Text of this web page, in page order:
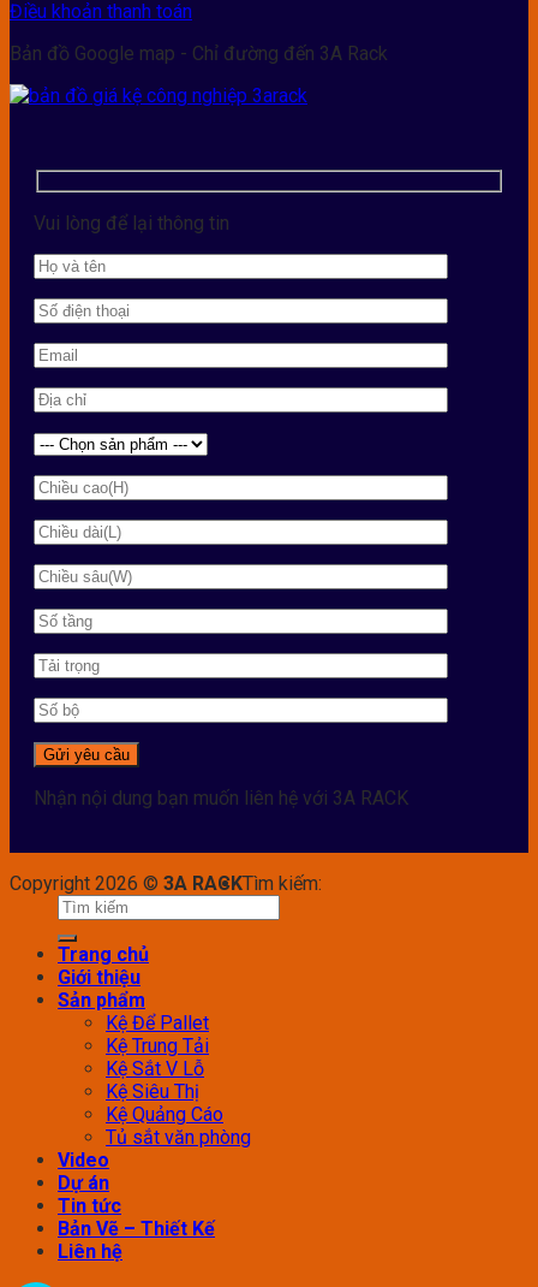
Điều khoản thanh toán
Bản đồ Google map - Chỉ đường đến 3A Rack
Vui lòng để lại thông tin
Nhận nội dung bạn muốn liên hệ với 3A RACK
Copyright 2026 © 3A RACKTìm kiếm:
Trang chủ
Giới thiệu
Sản phẩm
Kệ Để Pallet
Kệ Trung Tải
Kệ Sắt V Lỗ
Kệ Siêu Thị
Kệ Quảng Cáo
Tủ sắt văn phòng
Video
Dự án
Tin tức
Bản Vẽ – Thiết Kế
Liên hệ